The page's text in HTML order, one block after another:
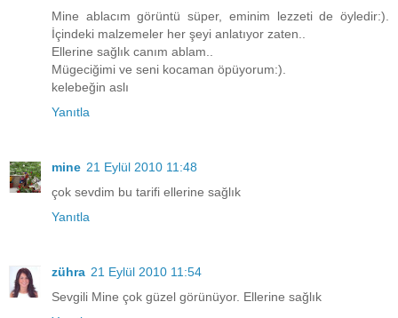
Mine ablacım görüntü süper, eminim lezzeti de öyledir:).
İçindeki malzemeler her şeyi anlatıyor zaten..
Ellerine sağlık canım ablam..
Mügeciğimi ve seni kocaman öpüyorum:).
kelebeğin aslı
Yanıtla
mine 21 Eylül 2010 11:48
çok sevdim bu tarifi ellerine sağlık
Yanıtla
zühra 21 Eylül 2010 11:54
Sevgili Mine çok güzel görünüyor. Ellerine sağlık